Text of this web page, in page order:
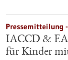
Pressemitteilung
IACCD &
für Kinder